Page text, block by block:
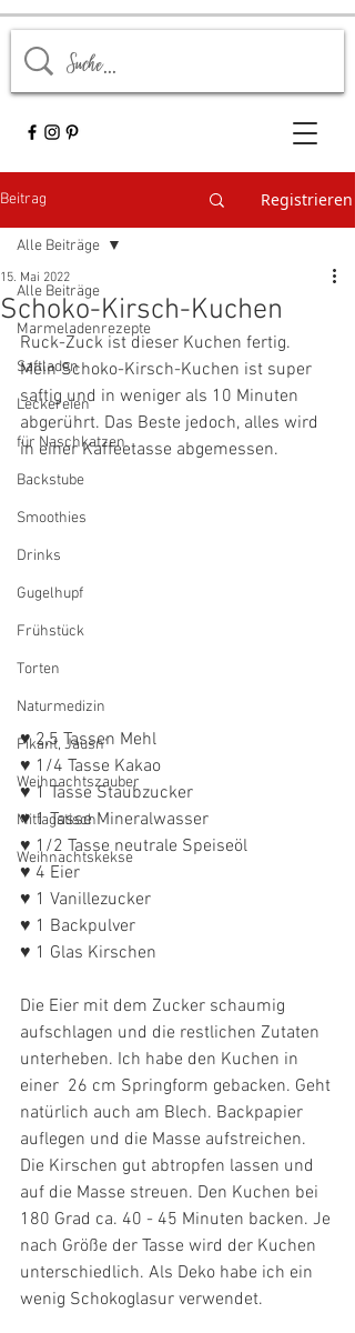
Beitrag Registrieren
Alle Beiträge
Marmeladenrezepte
Saftladen
Leckereien
für Naschkatzen
Backstube
Smoothies
Drinks
Gugelhupf
Frühstück
Torten
Naturmedizin
Pikant, Jausn'
Weihnachtszauber
Mittagstisch
Weihnachtskekse
Alle Beiträge
Schoko-Kirsch-Kuchen
15. Mai 2022
Ruck-Zuck ist dieser Kuchen fertig.
Mein Schoko-Kirsch-Kuchen ist super
saftig und in weniger als 10 Minuten
abgerührt. Das Beste jedoch, alles wird
in einer Kaffeetasse abgemessen.
♥ 2,5 Tassen Mehl
♥ 1/4 Tasse Kakao
♥ 1 Tasse Staubzucker
♥ 1 Tasse Mineralwasser
♥ 1/2 Tasse neutrale Speiseöl
♥ 4 Eier
♥ 1 Vanillezucker
♥ 1 Backpulver
♥ 1 Glas Kirschen
Die Eier mit dem Zucker schaumig
aufschlagen und die restlichen Zutaten
unterheben. Ich habe den Kuchen in
einer  26 cm Springform gebacken. Geht
natürlich auch am Blech. Backpapier
auflegen und die Masse aufstreichen.
Die Kirschen gut abtropfen lassen und
auf die Masse streuen. Den Kuchen bei
180 Grad ca. 40 - 45 Minuten backen. Je
nach Größe der Tasse wird der Kuchen
unterschiedlich. Als Deko habe ich ein
wenig Schokoglasur verwendet.